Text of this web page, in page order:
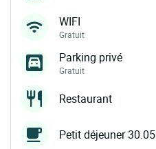
WIFI
Gratuit
Parking privé
Gratuit
Restaurant
Petit déjeuner